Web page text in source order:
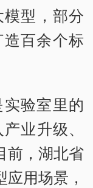
型，部分
百余个标
验室里的
业升级、
前，湖北省
用场景，